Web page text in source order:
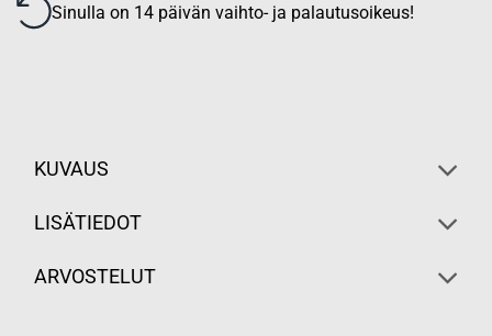
Sinulla on 14 päivän vaihto- ja palautusoikeus!
KUVAUS
LISÄTIEDOT
ARVOSTELUT